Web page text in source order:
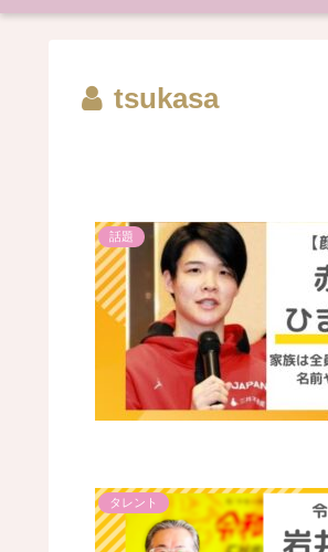
tsukasa
話題
タレント